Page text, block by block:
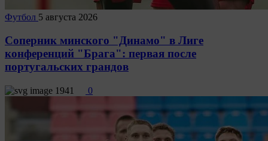
Футбол 5 августа 2026
Соперник минского "Динамо" в Лиге
конференций "Брага": первая после
португальских грандов
1941 0